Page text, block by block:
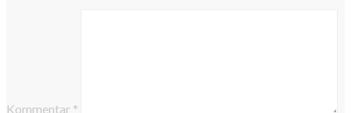
Kommentar *